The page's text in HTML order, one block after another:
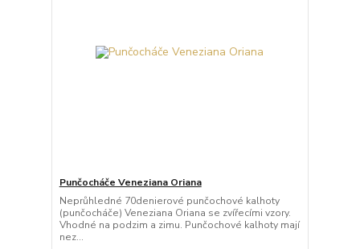
Punčocháče Veneziana Oriana
Neprůhledné 70denierové punčochové kalhoty
(punčocháče) Veneziana Oriana se zvířecími vzory.
Vhodné na podzim a zimu. Punčochové kalhoty mají
nez...